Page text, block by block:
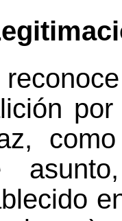
por
como